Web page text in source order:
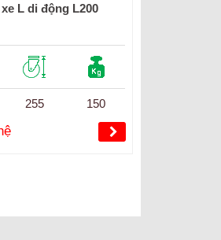
L di động L200
255 150